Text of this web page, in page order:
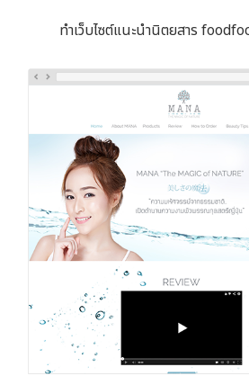
ทำเว็บไซต์แนะนำนิตยสาร